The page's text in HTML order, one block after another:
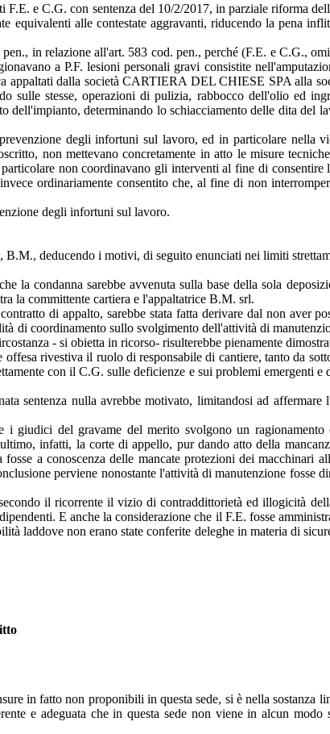
e C.G. con sentenza del 10/2/2017, in parziale riforma
alle contestate aggravanti, riducendo la pena
in relazione all'art. 583 cod. pen., perché (F.E. e C.G.,
a P.F. lesioni personali gravi consistite
dalla società CARTIERA DEL CHIESE SPA alla
sulle stesse, operazioni di pulizia, rabbocco dell'olio ed
determinando lo schiacciamento delle dita del
degli infortuni sul lavoro, ed in particolare nella
non mettevano concretamente in atto le misure
non coordinavano gli interventi al fine di consentire
ordinariamente consentito che, al fine di non
degli infortuni sul lavoro.
deducendo i motivi, di seguito enunciati nei limiti
condanna sarebbe avvenuta sulla base della sola
la committente cartiera e l'appaltatrice B.M. srl.
di appalto, sarebbe stata fatta derivare dal non aver
di coordinamento sullo svolgimento dell'attività di
- si obietta in ricorso- risulterebbe pienamente
rivestiva il ruolo di responsabile di cantiere, tanto da
con il C.G. sulle deficienze e sui problemi emergenti
sentenza nulla avrebbe motivato, limitandosi ad affermare
del gravame del merito svolgono un ragionamento
infatti, la corte di appello, pur dando atto della
a conoscenza delle mancate protezioni dei macchinari
perviene nonostante l'attività di manutenzione fosse
il ricorrente il vizio di contraddittorietà ed illogicità
E anche la considerazione che il F.E. fosse
laddove non erano state conferite deleghe in materia di
in fatto non proponibili in questa sede, si è nella sostanza
e adeguata che in questa sede non viene in alcun modo